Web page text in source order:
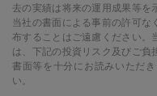
去の実績は将来の運用成果等を
当社の書面による事前の許可な
布することはご遠慮ください。
は、下記の投資リスク及びご負
書面等を十分にお読みいただ
い。